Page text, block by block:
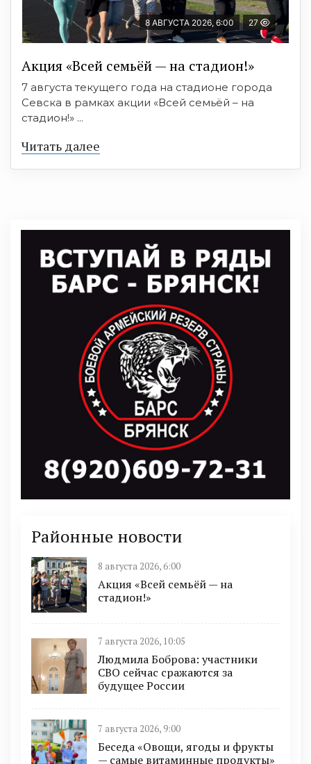
8 АВГУСТА 2026, 6:00 27
Акция «Всей семьёй — на стадион!»
7 августа текущего года на стадионе города
Севска в рамках акции «Всей семьёй – на
стадион!» ...
Читать далее
Районные новости
8 августа 2026, 6:00
Акция «Всей семьёй — на
стадион!»
7 августа 2026, 10:05
Людмила Боброва: участники
СВО сейчас сражаются за
будущее России
7 августа 2026, 9:00
Беседа «Овощи, ягоды и фрукты
— самые витаминные продукты»